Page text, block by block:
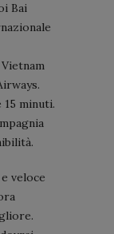
Bai
minuti.
veloce